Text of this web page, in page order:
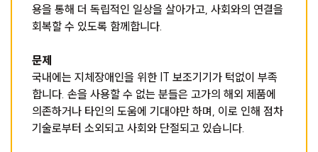
용을 통해 더 독립적인 일상을 살아가고, 사회와의 연결을
회복할 수 있도록 함께합니다.
문제
국내에는 지체장애인을 위한 IT 보조기기가 턱없이 부족
합니다. 손을 사용할 수 없는 분들은 고가의 해외 제품에
의존하거나 타인의 도움에 기대야만 하며, 이로 인해 점차
기술로부터 소외되고 사회와 단절되고 있습니다.